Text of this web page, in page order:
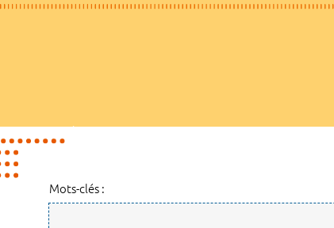
Mots-clés :